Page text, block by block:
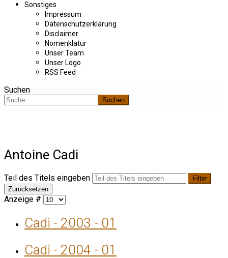
Sonstiges
Impressum
Datenschutzerklärung
Disclaimer
Nomenklatur
Unser Team
Unser Logo
RSS Feed
Suchen
Suchen
Antoine Cadi
Teil des Titels eingeben
Filter
Zurücksetzen
Anzeige #
Cadi - 2003 - 01
Cadi - 2004 - 01